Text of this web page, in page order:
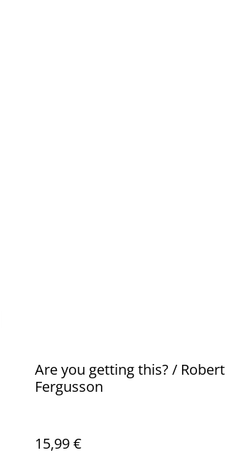
Are you getting this? / Robert
Fergusson
15,99 €